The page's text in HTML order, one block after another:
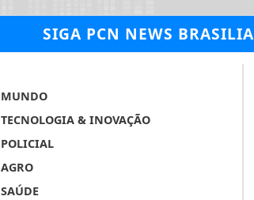
SIGA PCN NEWS BRASILIA
MUNDO
TECNOLOGIA & INOVAÇÃO
POLICIAL
AGRO
SAÚDE